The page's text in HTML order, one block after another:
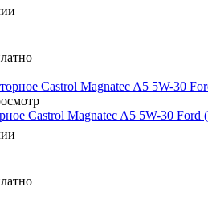
Castrol Magnatec A5 5W-30 Ford